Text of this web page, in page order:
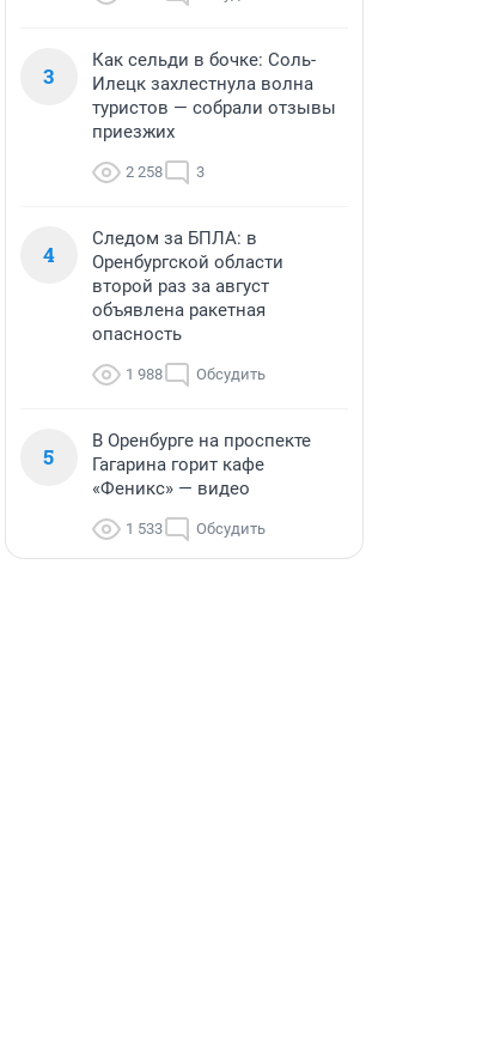
3
Как сельди в бочке: Соль-
Илецк захлестнула волна
туристов — собрали отзывы
приезжих
2 258 3
4
Следом за БПЛА: в
Оренбургской области
второй раз за август
объявлена ракетная
опасность
1 988 Обсудить
5
В Оренбурге на проспекте
Гагарина горит кафе
«Феникс» — видео
1 533 Обсудить